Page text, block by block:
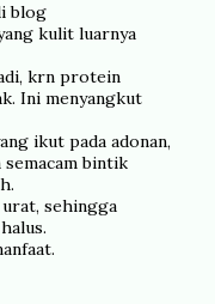
blog
kulit luarnya
krn protein
Ini menyangkut
ikut pada adonan,
bintik
urat, sehingga